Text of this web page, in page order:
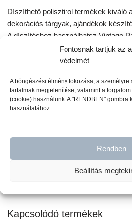
Fontosnak tartjuk az
védelmét
A böngészési élmény fokozása, a személyre
tartalmak megjelenítése, valamint a
(cookie) használunk. A "RENDBEN" gombra
használatához.
Rendben
Beállítás
Díszíthető polisztirol termékek kiváló
dekorációs tárgyak, ajándékok
A díszítéshez használhatsz Vintage
Redesign transzferfóliát, Redesign
waxokat, különböző effect porokat.
6 készleten
Kapcsolódó termékek